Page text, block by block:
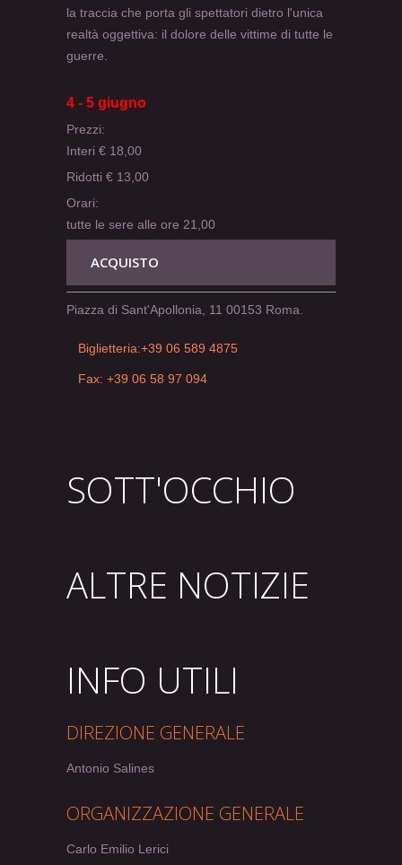
la traccia che porta gli spettatori dietro l'unica
realtà oggettiva: il dolore delle vittime di tutte le
guerre.
4 - 5 giugno
Prezzi:
Interi € 18,00
Ridotti € 13,00
Orari:
tutte le sere alle ore 21,00
ACQUISTO
Piazza di Sant'Apollonia, 11 00153 Roma.
Biglietteria:+39 06 589 4875
Fax: +39 06 58 97 094
SOTT'OCCHIO
ALTRE NOTIZIE
INFO UTILI
DIREZIONE GENERALE
Antonio Salines
ORGANIZZAZIONE GENERALE
Carlo Emilio Lerici